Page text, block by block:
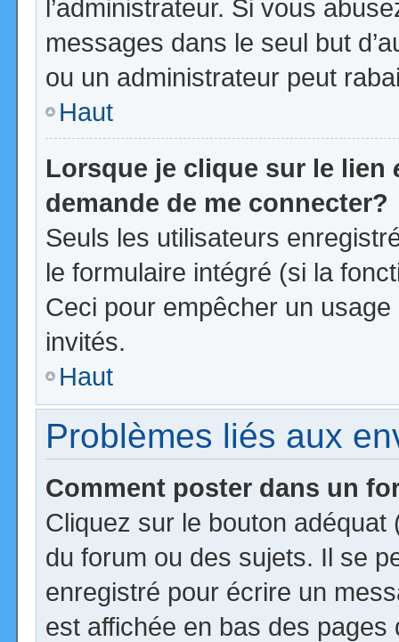
l’administrateur. Si vous
messages dans le seul but
ou un administrateur peut
Haut
Lorsque je clique sur le lien
demande de me connecter?
Seuls les utilisateurs
le formulaire intégré (si la
Ceci pour empêcher un
invités.
Haut
Problèmes liés aux
Comment poster dans un
Cliquez sur le bouton
du forum ou des sujets. Il se
enregistré pour écrire un
est affichée en bas des